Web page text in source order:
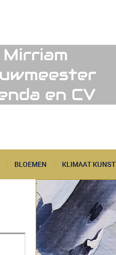
Mirriam
en CV
BLOEMEN KLIMAAT KUNST